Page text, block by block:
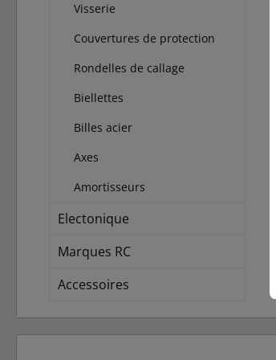
Visserie
Couvertures de protection
Rondelles de callage
Biellettes
Billes acier
Axes
Amortisseurs
Electonique
Marques RC
Accessoires